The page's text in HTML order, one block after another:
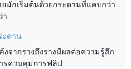
มักเริ่มต้นด้วยกระดานที่แคบกว่า
า
ดาน
งจากรางถึงรางมีผลต่อความรู้สึก
รควบคุมการฟลิป